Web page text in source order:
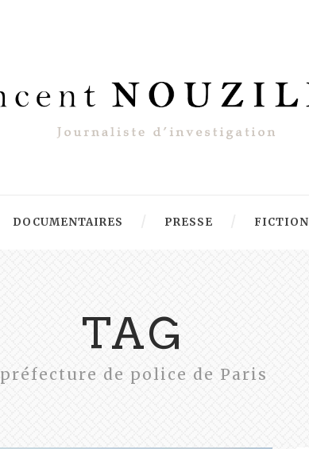
DOCUMENTAIRES PRESSE FICTION
TAG
préfecture de police de Paris